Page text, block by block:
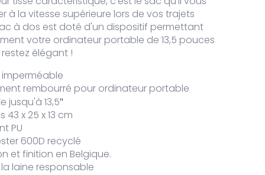
à la vitesse supérieure lors de vos trajets
à dos est doté d'un dispositif permettant
votre ordinateur portable de 13,5 pouces
restez élégant !
rembourré pour ordinateur portable
jusqu'à 13,5"
43 x 25 x 13 cm
PU
600D recyclé
et finition en Belgique.
laine responsable
Commuter Bag WP 14L